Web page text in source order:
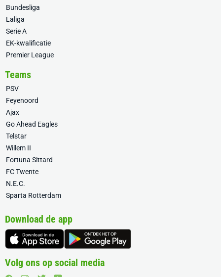
Bundesliga
Laliga
Serie A
EK-kwalificatie
Premier League
Teams
PSV
Feyenoord
Ajax
Go Ahead Eagles
Telstar
Willem II
Fortuna Sittard
FC Twente
N.E.C.
Sparta Rotterdam
Download de app
Volg ons op social media